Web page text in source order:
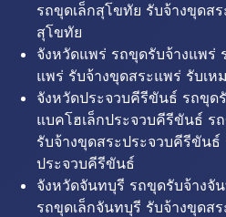
รถขุดเล็กสุโขทัย รับจ้างขุดส
สุโขทัย
จังหวัดแพร่ รถขุดรับจ้างแพร่
แพร่ รับจ้างขุดสระแพร่ รับเห
จังหวัดประจวบคีรีขันธ์ รถขุด
แบคโฮเล็กประจวบคีรีขันธ์ ร
รับจ้างขุดสระประจวบคีรีขันธ์
ประจวบคีรีขันธ์
จังหวัดจันทบุรี รถขุดรับจ้างจั
รถขุดเล็กจันทบุรี รับจ้างขุดส